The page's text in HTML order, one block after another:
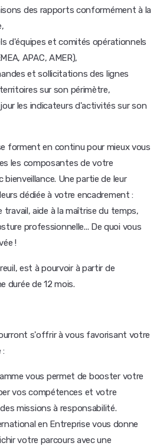
des rapports conformément à la
d'équipes et comités opérationnels
APAC, AMER),
et sollicitations des lignes
sur son périmètre,
les indicateurs d'activités sur son
forment en continu pour mieux vous
les composantes de votre
Une partie de leur
dédiée à votre encadrement :
aide à la maîtrise du temps,
professionnelle... De quoi vous
!
est à pourvoir à partir de
durée de 12 mois.
s'offrir à vous favorisant votre
:
vous permet de booster votre
vos compétences et votre
missions à responsabilité.
en Entreprise vous donne
votre parcours avec une